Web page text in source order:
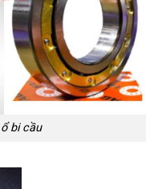
bi cầu